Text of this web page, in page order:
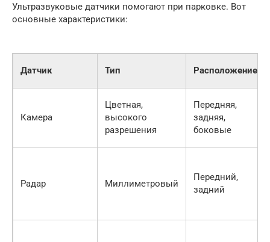
Ультразвуковые датчики помогают при парковке. Вот
основные характеристики:
Датчик Тип Расположение
Камера
Цветная,
высокого
разрешения
Передняя,
задняя,
боковые
Радар Миллиметровый
Передний,
задний